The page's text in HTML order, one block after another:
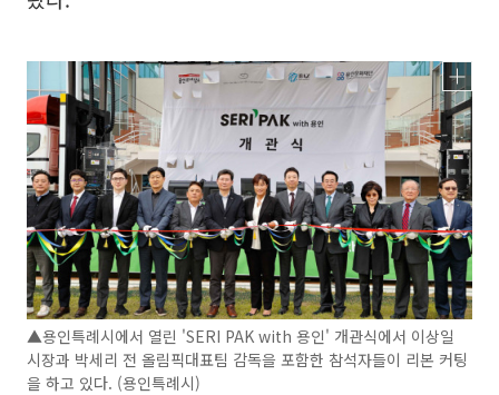
▲용인특례시에서 열린 'SERI PAK with 용인' 개관식에서 이상일
시장과 박세리 전 올림픽대표팀 감독을 포함한 참석자들이 리본 커팅
을 하고 있다. (용인특례시)